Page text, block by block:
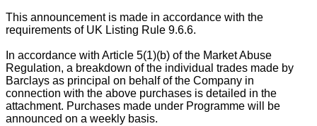
This announcement is made in accordance with the
requirements of UK Listing Rule 9.6.6.
In accordance with Article 5(1)(b) of the Market Abuse
Regulation, a breakdown of the individual trades made by
Barclays as principal on behalf of the Company in
connection with the above purchases is detailed in the
attachment. Purchases made under Programme will be
announced on a weekly basis.